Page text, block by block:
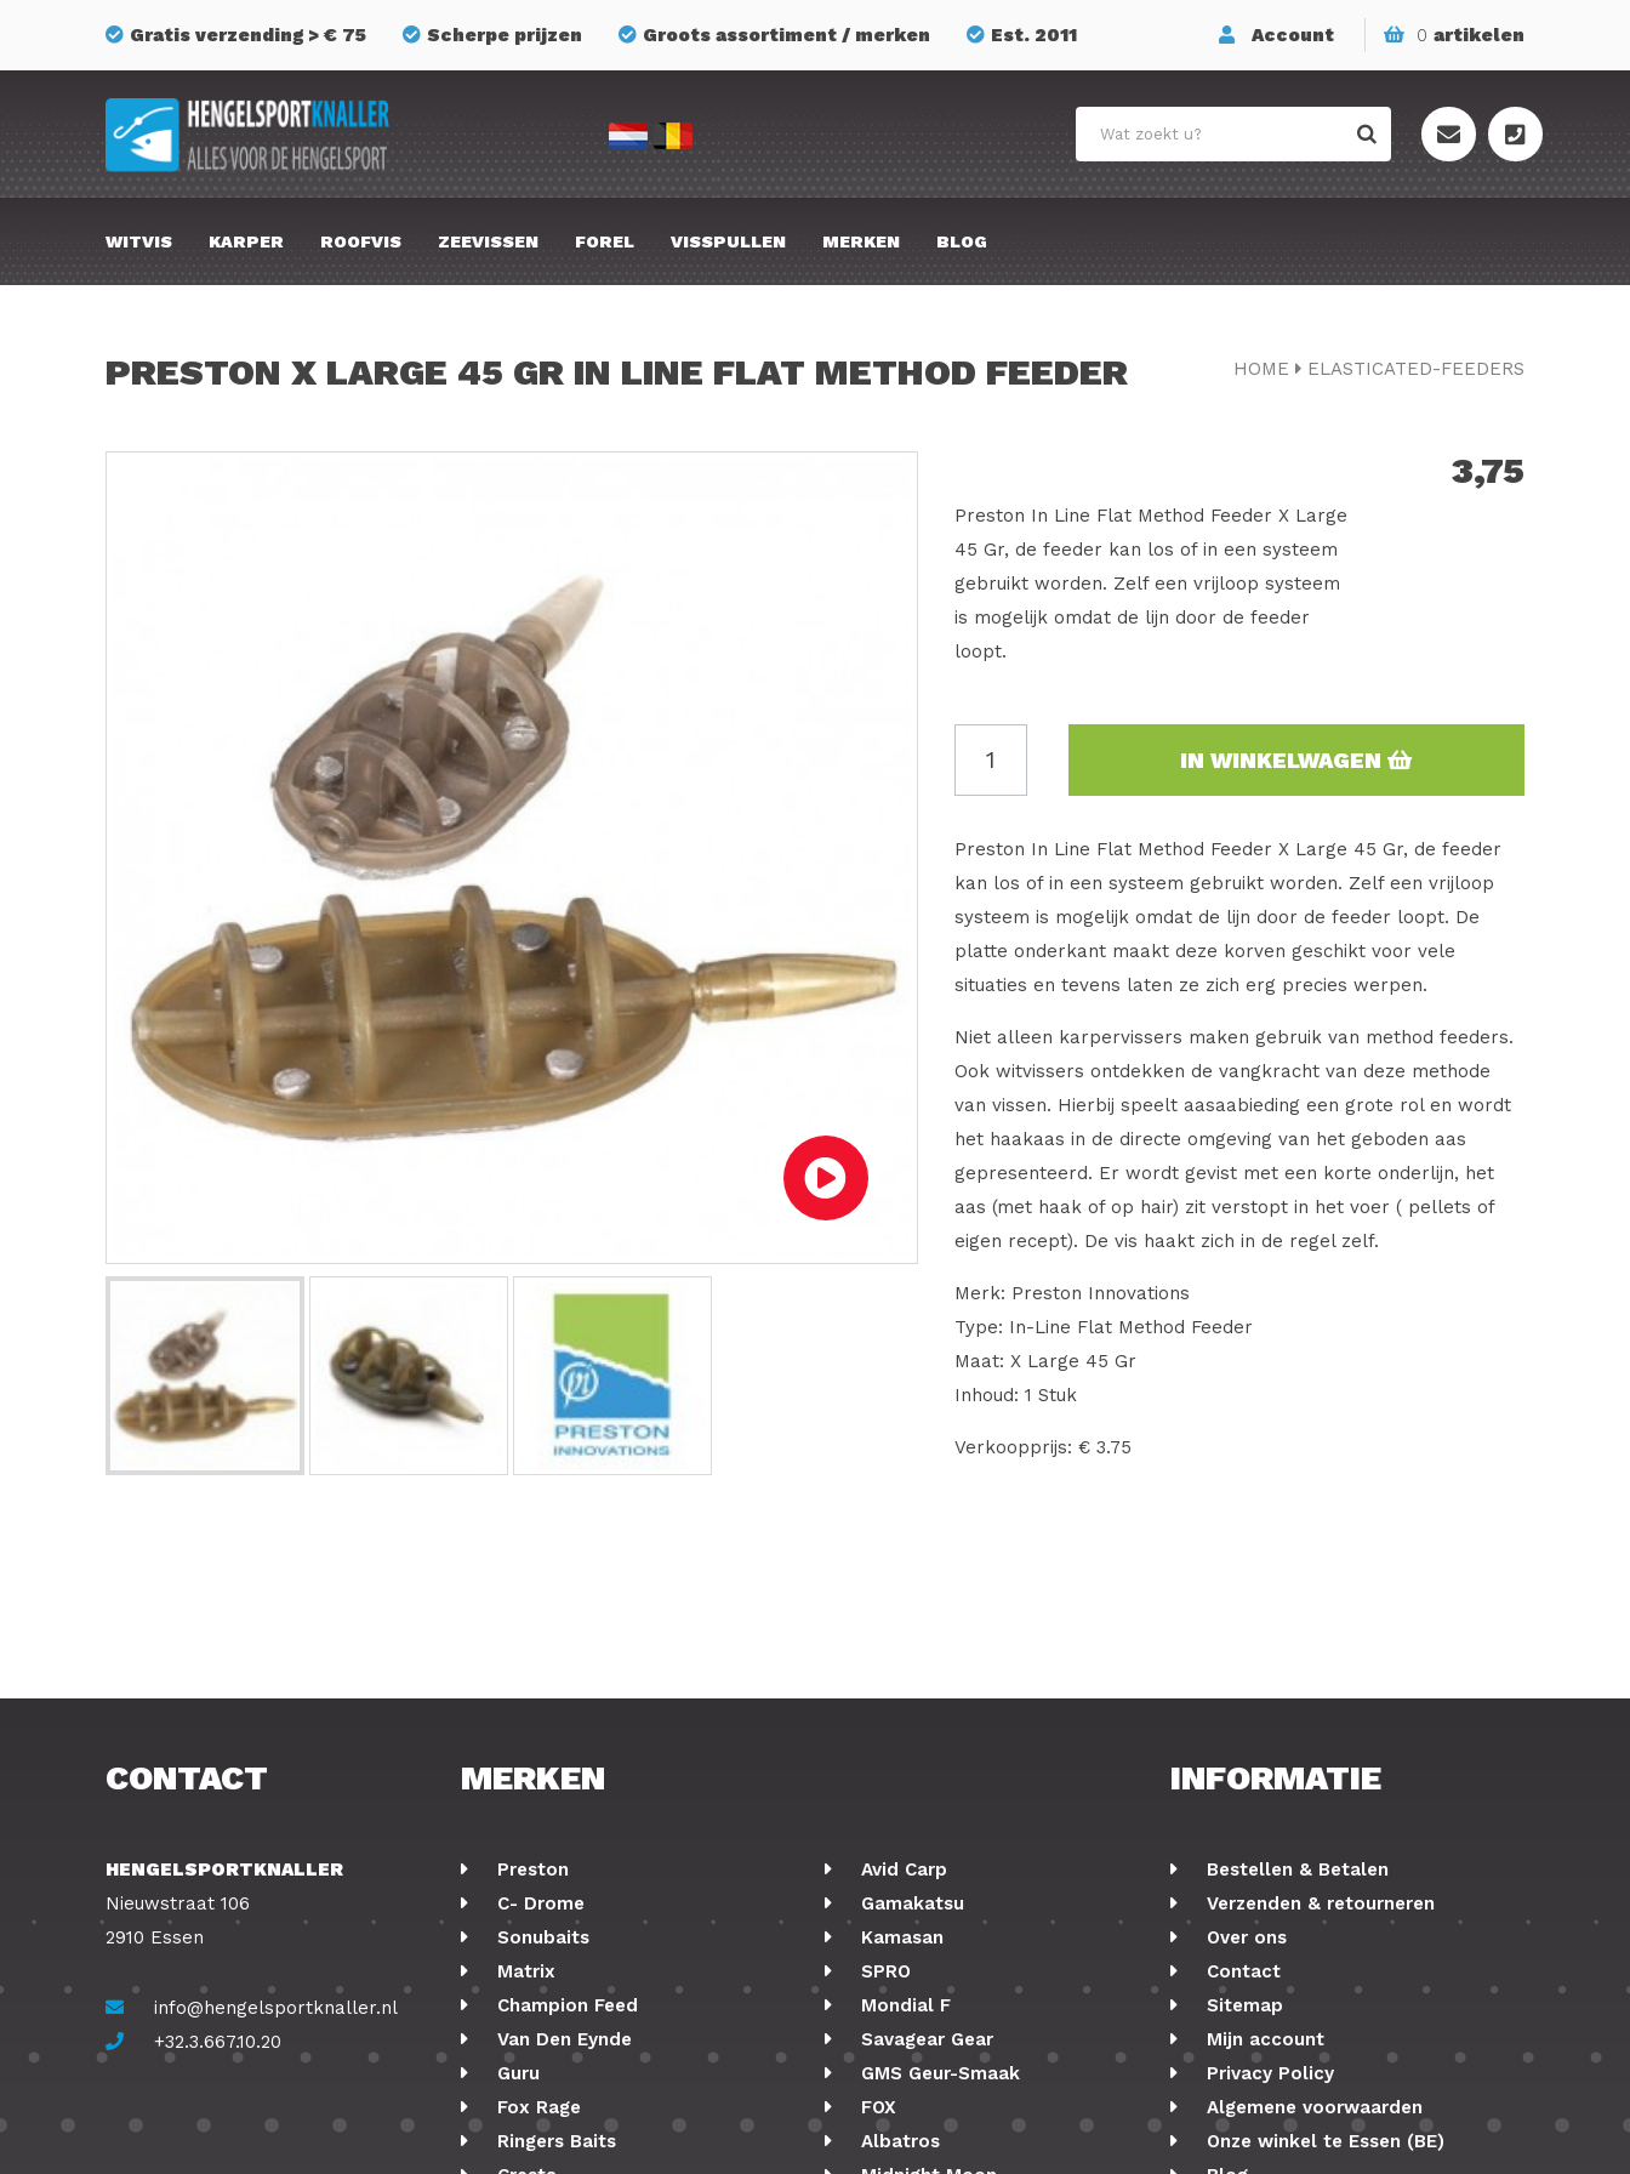
Gratis verzending > € 75 Scherpe prijzen Groots assortiment / merken Est. 2011 0 artikelen
Account
WITVIS KARPER ROOFVIS ZEEVISSEN FOREL VISSPULLEN MERKEN BLOG
PRESTON X LARGE 45 GR IN LINE FLAT METHOD FEEDER HOME ELASTICATED-FEEDERS
3,75
Preston In Line Flat Method Feeder X Large
45 Gr, de feeder kan los of in een systeem
gebruikt worden. Zelf een vrijloop systeem
is mogelijk omdat de lijn door de feeder
loopt.
IN WINKELWAGEN
Preston In Line Flat Method Feeder X Large 45 Gr, de feeder
kan los of in een systeem gebruikt worden. Zelf een vrijloop
systeem is mogelijk omdat de lijn door de feeder loopt. De
platte onderkant maakt deze korven geschikt voor vele
situaties en tevens laten ze zich erg precies werpen.
Niet alleen karpervissers maken gebruik van method feeders.
Ook witvissers ontdekken de vangkracht van deze methode
van vissen. Hierbij speelt aasaabieding een grote rol en wordt
het haakaas in de directe omgeving van het geboden aas
gepresenteerd. Er wordt gevist met een korte onderlijn, het
aas (met haak of op hair) zit verstopt in het voer ( pellets of
eigen recept). De vis haakt zich in de regel zelf.
Merk: Preston Innovations
Type: In-Line Flat Method Feeder
Maat: X Large 45 Gr
Inhoud: 1 Stuk
Verkoopprijs: € 3.75
CONTACT
HENGELSPORTKNALLER
Nieuwstraat 106
2910 Essen
info@hengelsportknaller.nl
+32.3.667.10.20
MERKEN
Preston
C- Drome
Sonubaits
Matrix
Champion Feed
Van Den Eynde
Guru
Fox Rage
Ringers Baits
Avid Carp
Gamakatsu
Kamasan
SPRO
Mondial F
Savagear Gear
GMS Geur-Smaak
FOX
Albatros
INFORMATIE
Bestellen & Betalen
Verzenden & retourneren
Over ons
Contact
Sitemap
Mijn account
Privacy Policy
Algemene voorwaarden
Onze winkel te Essen (BE)